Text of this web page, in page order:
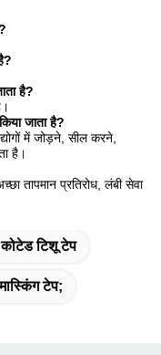
है?
जाता है?
में जोड़ने, सील करने,
है।
तापमान प्रतिरोध, लंबी सेवा
टिशू टेप
टेप;